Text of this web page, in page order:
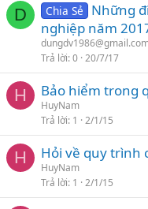
D Chia Sẻ
Những
nghiệp năm
Trả lời 0 20/7/17
H Bảo hiểm trong
HuyNam
Trả lời 1 2/1/15
H Hỏi về quy trình
HuyNam
Trả lời 1 2/1/15